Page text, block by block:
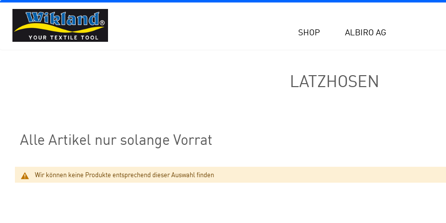
SHOP ALBIRO AG
LATZHOSEN
Alle Artikel nur solange Vorrat
Wir können keine Produkte entsprechend dieser Auswahl finden